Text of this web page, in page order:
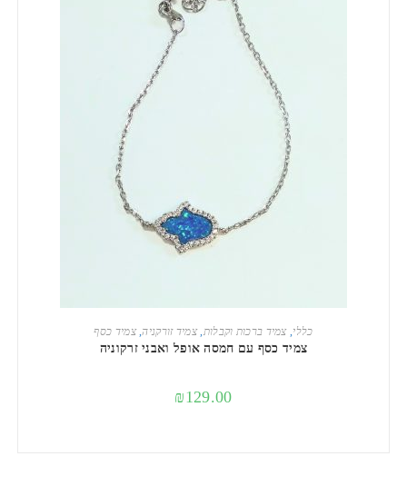
הוספה לסל כללי,צמיד ברכות וקבלות,צמיד זורקניה,צמיד כסף
צמיד כסף עם חמסה אופל ואבני זרקוניה
₪129.00